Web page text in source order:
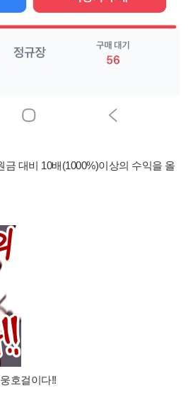
금 대비 10배(1000%)이상의 수익을 올
호걸이다!!